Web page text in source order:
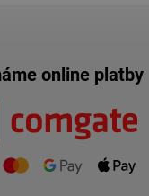
online platby